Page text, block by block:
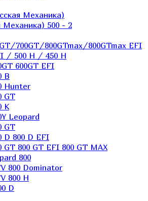
Механика)
Механика) 500 - 2
700GT/800GTmax/800GTmax EFI
/ 500 H / 450 H
600GT EFI
B
Hunter
GT
K
Leopard
GT
D 800 D EFI
800 GT EFI 800 GT MAX
800
800 Dominator
800 H
D